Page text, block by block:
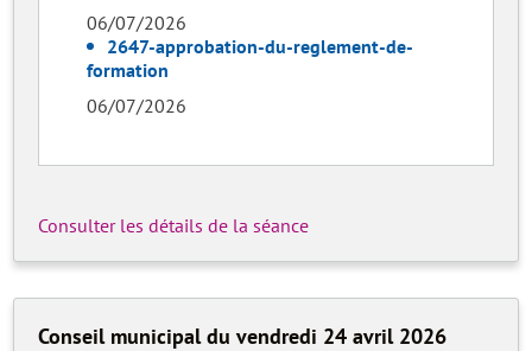
06/07/2026
2647-approbation-du-reglement-de-
formation
06/07/2026
Consulter les détails de la séance
Conseil municipal du vendredi 24 avril 2026